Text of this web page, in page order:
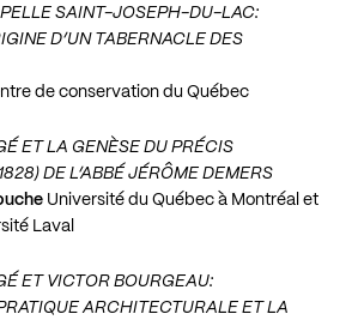
SAINT-JOSEPH-DU-LAC:
D’UN TABERNACLE DES
de conservation du Québec
ET LA GENÈSE DU PRÉCIS
DE L’ABBÉ JÉRÔME DEMERS
Université du Québec à Montréal et
Laval
ET VICTOR BOURGEAU:
ARCHITECTURALE ET LA